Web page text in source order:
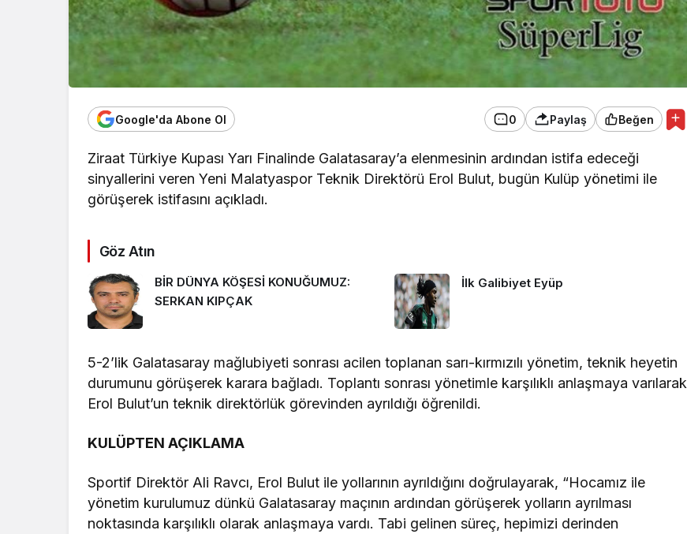
Google'da Abone Ol 0 Paylaş Beğen
Ziraat Türkiye Kupası Yarı Finalinde Galatasaray’a elenmesinin ardından istifa edeceği
sinyallerini veren Yeni Malatyaspor Teknik Direktörü Erol Bulut, bugün Kulüp yönetimi ile
görüşerek istifasını açıkladı.
Göz Atın
BİR DÜNYA KÖŞESİ KONUĞUMUZ:
SERKAN KIPÇAK
İlk Galibiyet Eyüp
5-2’lik Galatasaray mağlubiyeti sonrası acilen toplanan sarı-kırmızılı yönetim, teknik heyetin
durumunu görüşerek karara bağladı. Toplantı sonrası yönetimle karşılıklı anlaşmaya varılarak
Erol Bulut’un teknik direktörlük görevinden ayrıldığı öğrenildi.
KULÜPTEN AÇIKLAMA
Sportif Direktör Ali Ravcı, Erol Bulut ile yollarının ayrıldığını doğrulayarak, “Hocamız ile
yönetim kurulumuz dünkü Galatasaray maçının ardından görüşerek yolların ayrılması
noktasında karşılıklı olarak anlaşmaya vardı. Tabi gelinen süreç, hepimizi derinden
EKONOMİ
Konak Tel Çit, Tel Çit
Hesaplamada Yeni Bir
Yaklaşım